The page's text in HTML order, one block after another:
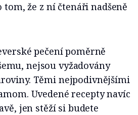
že z ní čtenáři nadšeně
pečení poměrně
nejsou vyžadovány
Těmi nejpodivnějšími
Uvedené recepty navíc
jen stěží si budete